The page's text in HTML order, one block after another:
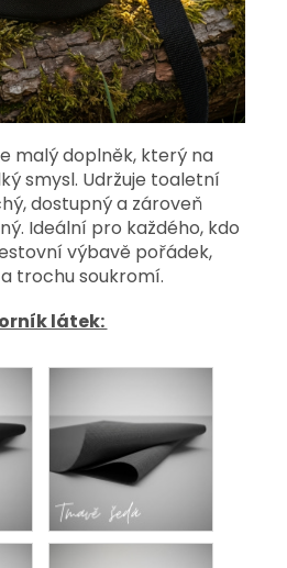
malý doplněk, který na
smysl. Udržuje toaletní
dostupný a zároveň
Ideální pro každého, kdo
výbavě pořádek,
trochu soukromí.
látek: